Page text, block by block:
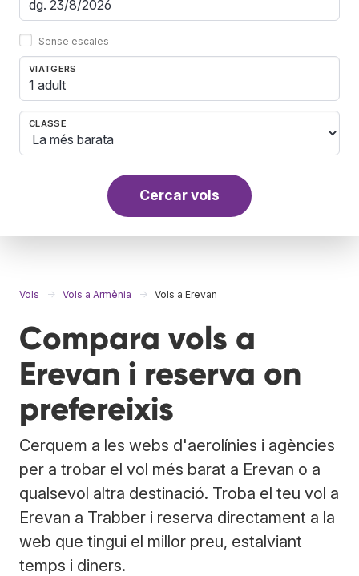
Sense escales
VIATGERS
1 adult
CLASSE
Cercar vols
Vols Vols a Armènia Vols a Erevan
Compara vols a
Erevan i reserva on
prefereixis
Cerquem a les webs d'aerolínies i agències
per a trobar el vol més barat a Erevan o a
qualsevol altra destinació. Troba el teu vol a
Erevan a Trabber i reserva directament a la
web que tingui el millor preu, estalviant
temps i diners.